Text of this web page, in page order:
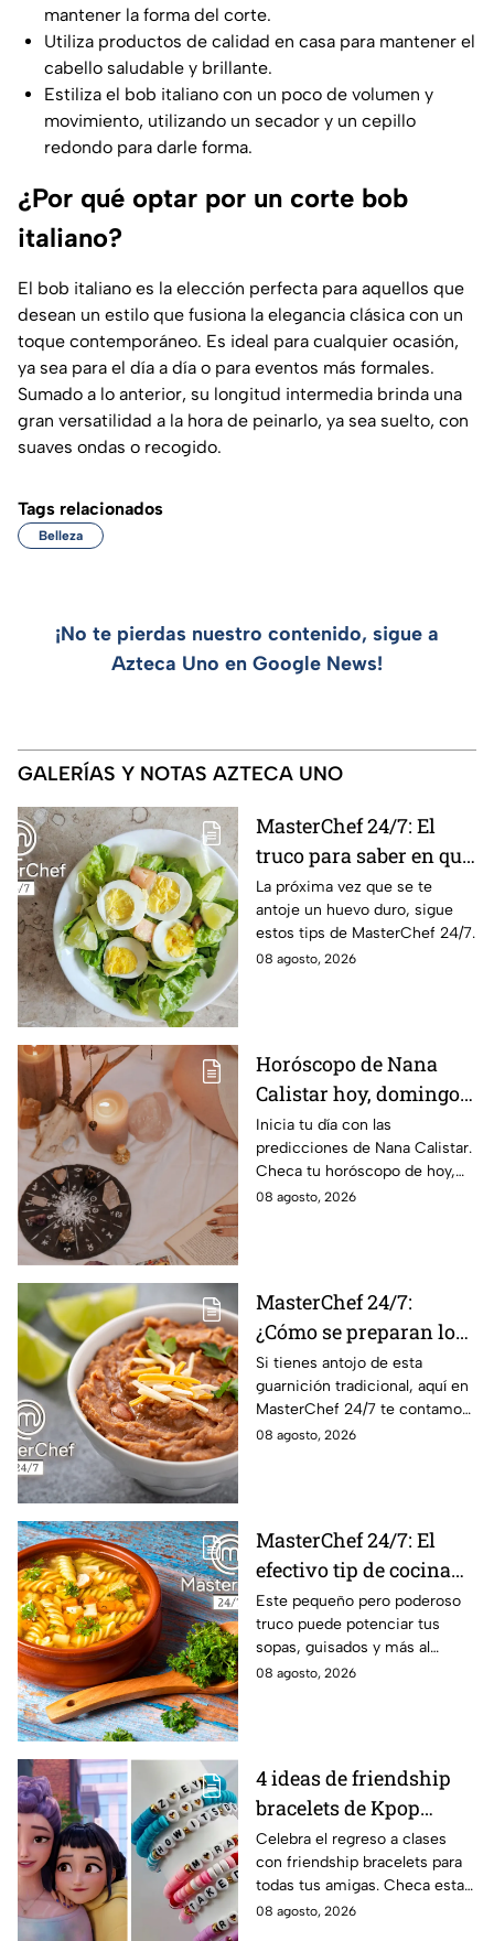
mantener la forma del corte.
Utiliza productos de calidad en casa para mantener el
cabello saludable y brillante.
Estiliza el bob italiano con un poco de volumen y
movimiento, utilizando un secador y un cepillo
redondo para darle forma.
¿Por qué optar por un corte bob
italiano?
El bob italiano es la elección perfecta para aquellos que
desean un estilo que fusiona la elegancia clásica con un
toque contemporáneo. Es ideal para cualquier ocasión,
ya sea para el día a día o para eventos más formales.
Sumado a lo anterior, su longitud intermedia brinda una
gran versatilidad a la hora de peinarlo, ya sea suelto, con
suaves ondas o recogido.
Tags relacionados
Belleza
¡No te pierdas nuestro contenido, sigue a
Azteca Uno en Google News!
GALERÍAS Y NOTAS AZTECA UNO
MasterChef 24/7: El
truco para saber en qué
momento está listo un
huevo cocido
La próxima vez que se te
antoje un huevo duro, sigue
estos tips de MasterChef 24/7.
08 agosto, 2026
Horóscopo de Nana
Calistar hoy, domingo 9
de agosto: estos signos
tendrán ingresos extra
Inicia tu día con las
predicciones de Nana Calistar.
Checa tu horóscopo de hoy,
domingo 9 de agosto, y
08 agosto, 2026
MasterChef 24/7:
¿Cómo se preparan los
frijoles puercos estilo
Sonora?
Si tienes antojo de esta
guarnición tradicional, aquí en
MasterChef 24/7 te contamos
la receta.
08 agosto, 2026
MasterChef 24/7: El
efectivo tip de cocina
de las abuelas para
darle sabor extra al
caldillo
Este pequeño pero poderoso
truco puede potenciar tus
sopas, guisados y más al
máximo.
08 agosto, 2026
4 ideas de friendship
bracelets de Kpop
Demon Hunters para
intercambiar con tus
mejores amigas este
regreso a clases
Celebra el regreso a clases
con friendship bracelets para
todas tus amigas. Checa estas
4 ideas inspiradas en Kpop
08 agosto, 2026